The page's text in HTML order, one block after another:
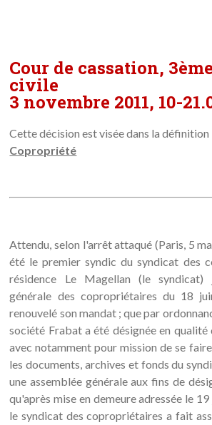
Cour de cassation,
civile
3 novembre 2011, 10-
Cette décision est visée dans la définition
Copropriété
Attendu, selon l'arrêt attaqué (Paris, 5
été le premier syndic du syndicat des
résidence Le Magellan (le syndicat)
générale des copropriétaires du 18
renouvelé son mandat ; que par
société Frabat a été désignée en
avec notamment pour mission de se
les documents, archives et fonds du
une assemblée générale aux fins de
qu'après mise en demeure adressée le
le syndicat des copropriétaires a fait